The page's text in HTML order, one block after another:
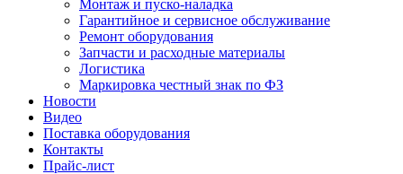
Монтаж и пуско-наладка
Гарантийное и сервисное обслуживание
Ремонт оборудования
Запчасти и расходные материалы
Логистика
Маркировка честный знак по ФЗ
Новости
Видео
Поставка оборудования
Контакты
Прайс-лист